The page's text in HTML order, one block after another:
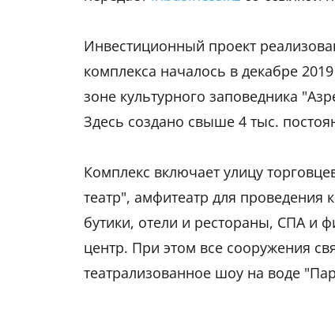
Инвестиционный проект
комплекса началось в декабре
зоне культурного заповедника
Здесь создано свыше 4 тыс.
Комплекс включает улицу
театр", амфитеатр для
бутики, отели и рестораны, СПА и
центр. При этом все сооружения
театрализованное шоу на воде